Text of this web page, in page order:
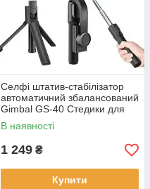
Селфі штатив-стабілізатор
автоматичний збалансований
Gimbal GS-40 Стедики для
смартфона
В наявності
1 249 ₴
Купити